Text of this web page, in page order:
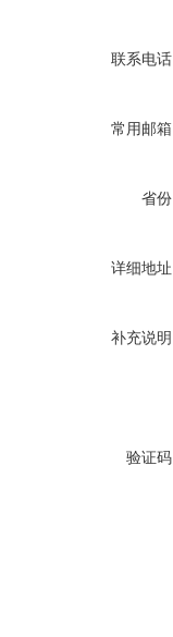
联系电
常用邮
省
详细地
补充说
验证